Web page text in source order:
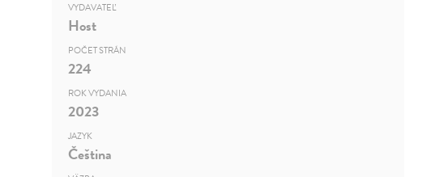
VYDAVATEĽ
Host
POČET STRÁN
224
ROK VYDANIA
2023
JAZYK
Čeština